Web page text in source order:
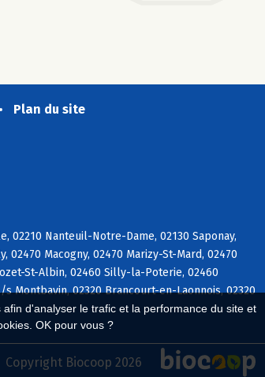
d'analyser le trafic et la performance du site et
OK pour vous ?
Plan du site
02210 Nanteuil-Notre-Dame, 02130 Saponay,
Macogny, 02470 Marizy-St-Mard, 02470
St-Albin, 02460 Silly-la-Poterie, 02460
Montbavin, 02320 Brancourt-en-Laonnois, 02320
Copyright Biocoop 2026